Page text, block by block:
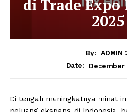
di Trade Expo
2025
By:
ADMIN
Date:
December
Di tengah meningkatnya minat